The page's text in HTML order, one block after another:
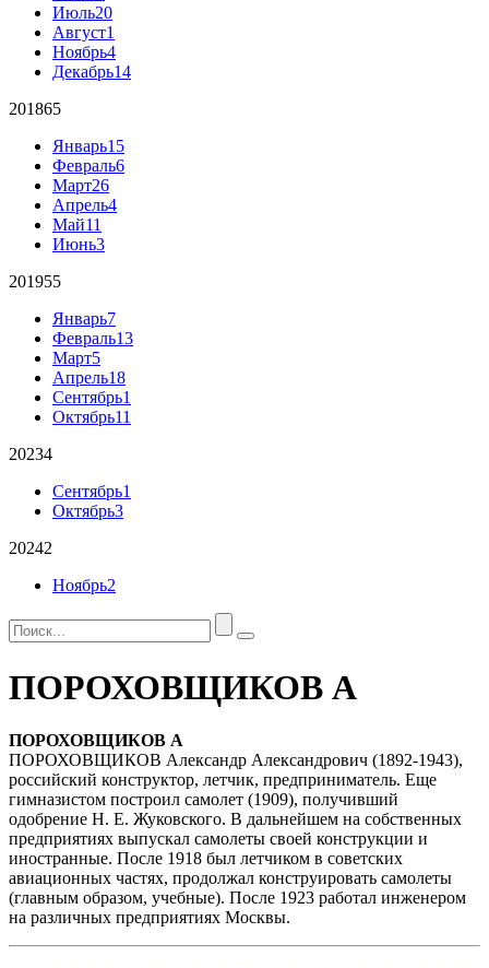
Июль20
Август1
Ноябрь4
Декабрь14
201865
Январь15
Февраль6
Март26
Апрель4
Май11
Июнь3
201955
Январь7
Февраль13
Март5
Апрель18
Сентябрь1
Октябрь11
20234
Сентябрь1
Октябрь3
20242
Ноябрь2
ПОРОХОВЩИКОВ А
ПОРОХОВЩИКОВ А
ПОРОХОВЩИКОВ Александр Александрович (1892-1943),
российский конструктор, летчик, предприниматель. Еще
гимназистом построил самолет (1909), получивший
одобрение Н. Е. Жуковского. В дальнейшем на собственных
предприятиях выпускал самолеты своей конструкции и
иностранные. После 1918 был летчиком в советских
авиационных частях, продолжал конструировать самолеты
(главным образом, учебные). После 1923 работал инженером
на различных предприятиях Москвы.